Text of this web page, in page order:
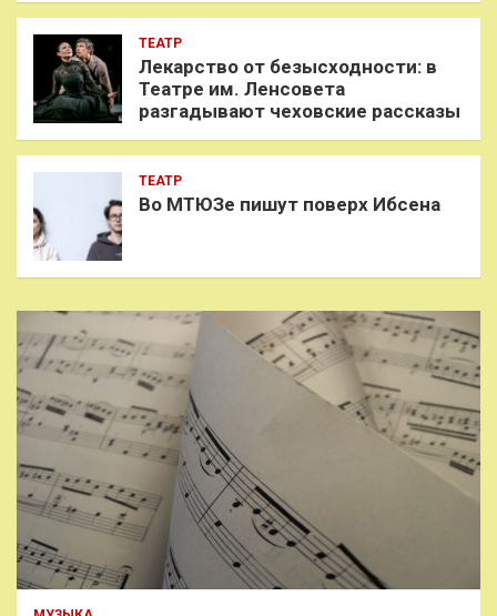
ТЕАТР
Лекарство от безысходности: в
Театре им. Ленсовета
разгадывают чеховские рассказы
ТЕАТР
Во МТЮЗе пишут поверх Ибсена